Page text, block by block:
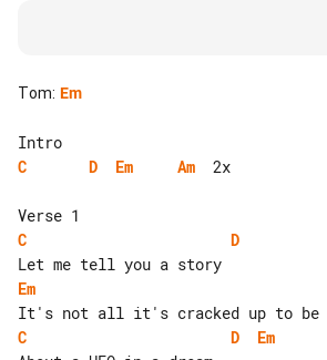
Tom: Em
C
D Em Am
  2x
C
D
Em
C
D Em